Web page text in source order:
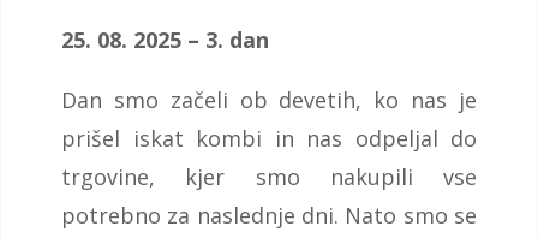
25. 08. 2025 – 3. dan
Dan smo začeli ob devetih, ko nas je
prišel iskat kombi in nas odpeljal do
trgovine, kjer smo nakupili vse
potrebno za naslednje dni. Nato smo se